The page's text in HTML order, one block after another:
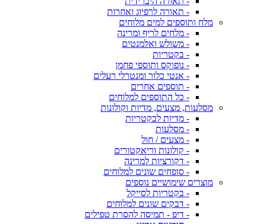
- תאורה לרפיוג ואחרות
מלח ותוספים למים מלוחים
- מלחים לריף ומרינה
- משולש ואלמנטים
- בקטריות
- נופוקס ותוספי פחמן
- אנטי כלור ומנטרלי רעלים
- תוספים אחרים
- כל התוספים למלוחים
מסלעות, מצעים, מדיות וקולונות
- מדיות לבקטריות
- מסלעות
- מצעים / חול
- קולונות וריאקטורים
- דקורציות למרינה
- סופחים שונים למלוחים
מוצרים שימושיים נוספים
- בקטריות לסייקל
- דבקים שונים למלוחים
- דיפ - תמיסה להסרת טפילים